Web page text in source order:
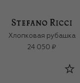
Хлопковая рубашка
24 050 ₽